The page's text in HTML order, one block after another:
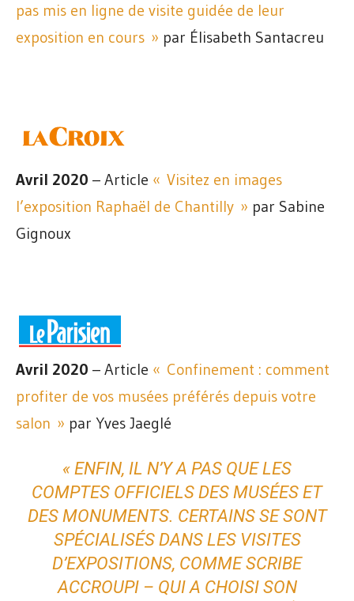
pas mis en ligne de visite guidée de leur
exposition en cours » par Élisabeth Santacreu
Avril 2020 – Article « Visitez en images
l’exposition Raphaël de Chantilly » par Sabine
Gignoux
Avril 2020 – Article « Confinement : comment
profiter de vos musées préférés depuis votre
salon » par Yves Jaeglé
« ENFIN, IL N’Y A PAS QUE LES
COMPTES OFFICIELS DES MUSÉES ET
DES MONUMENTS. CERTAINS SE SONT
SPÉCIALISÉS DANS LES VISITES
D’EXPOSITIONS, COMME SCRIBE
ACCROUPI – QUI A CHOISI SON